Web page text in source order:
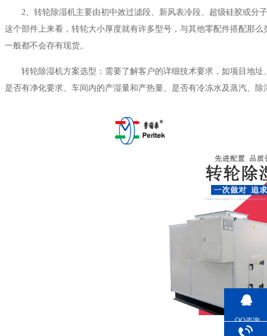
2、转轮除湿机主要由初中效过滤段、新风表冷段、超级硅胶或分子
这个部件上来看，转轮大小厚度就有许多型号，与其他零配件搭配那么
一般都不会存有现货。
转轮除湿机方案选型：需要了解客户的详细技术要求，如项目地址
是否有净化要求、车间内的产湿量和产热量、是否有冷冻水及蒸汽、
QQ咨询